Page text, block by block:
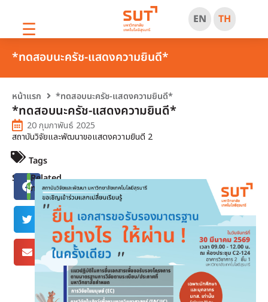
☰ EN TH
*ทดสอบนะครัช-แสดงความยินดี*
หน้าแรก *ทดสอบนะครัช-แสดงความยินดี*
*ทดสอบนะครัช-แสดงความยินดี*
20 กุมภาพันธ์ 2025
สถาบันวิจัยและพัฒนาขอแสดงความยินดี 2
Tags
ShareRelated
news